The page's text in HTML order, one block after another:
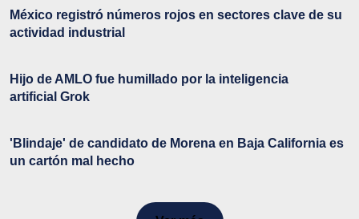
México registró números rojos en sectores clave de su
actividad industrial
Hijo de AMLO fue humillado por la inteligencia
artificial Grok
'Blindaje' de candidato de Morena en Baja California es
un cartón mal hecho